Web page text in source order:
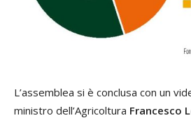
L’assemblea si è conclusa con un
ministro dell’Agricoltura Francesco